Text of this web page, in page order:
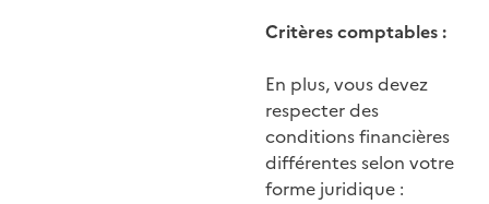
Critères comptables :
En plus, vous devez
respecter des
conditions financières
différentes selon votre
forme juridique :